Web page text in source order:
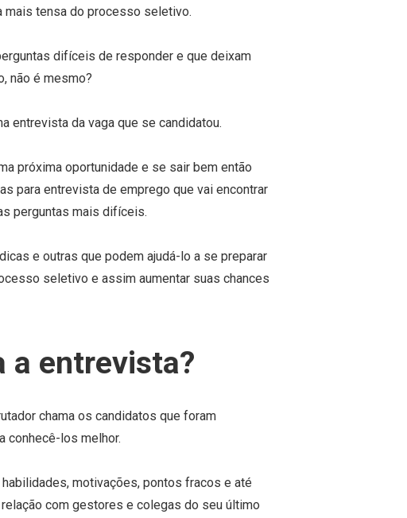
mais tensa do processo seletivo.
difíceis de responder e que deixam
não é mesmo?
entrevista da vaga que se candidatou.
próxima oportunidade e se sair bem então
para entrevista de emprego que vai encontrar
perguntas mais difíceis.
e outras que podem ajudá-lo a se preparar
seletivo e assim aumentar suas chances
a entrevista?
chama os candidatos que foram
conhecê-los melhor.
motivações, pontos fracos e até
com gestores e colegas do seu último